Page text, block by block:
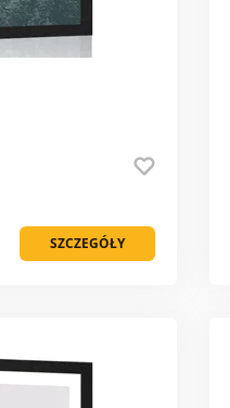
SZCZEGÓŁY